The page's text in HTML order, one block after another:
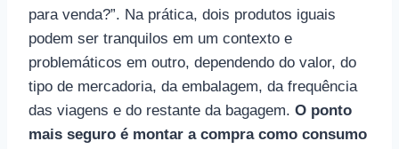
para venda?”. Na prática, dois produtos iguais
podem ser tranquilos em um contexto e
problemáticos em outro, dependendo do valor, do
tipo de mercadoria, da embalagem, da frequência
das viagens e do restante da bagagem. O ponto
mais seguro é montar a compra como consumo